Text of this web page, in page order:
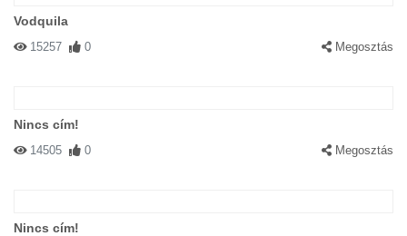
Vodquila
15257 0 Megosztás
Nincs cím!
14505 0 Megosztás
Nincs cím!